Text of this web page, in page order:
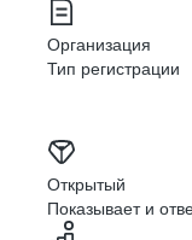
Организация
Тип регистрации
Открытый
Показывает и